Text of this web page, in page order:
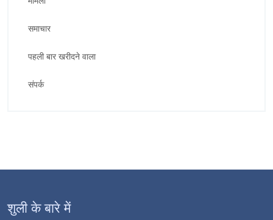
समाचार
पहली बार खरीदने वाला
संपर्क
शुली के बारे में